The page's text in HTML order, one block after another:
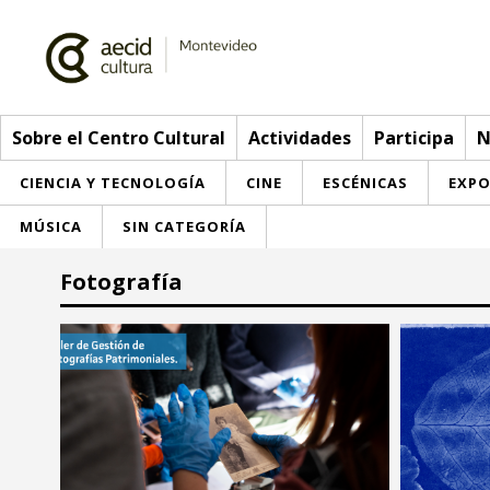
Sobre el Centro Cultural Actividades Participa
CIENCIA Y TECNOLOGÍA CINE ESCÉNICAS
MÚSICA SIN CATEGORÍA
Sobre el Centro Cultural
Red AECID
Equipo
Instalaciones
> Go to Actividades
Inscriptions
Participa
Envíanos tu propuesta
Buzón de sugerencias
Convocatorias
Fotografía